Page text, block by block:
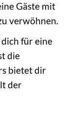
Gäste mit
verwöhnen.
für eine
die
bietet dir
der